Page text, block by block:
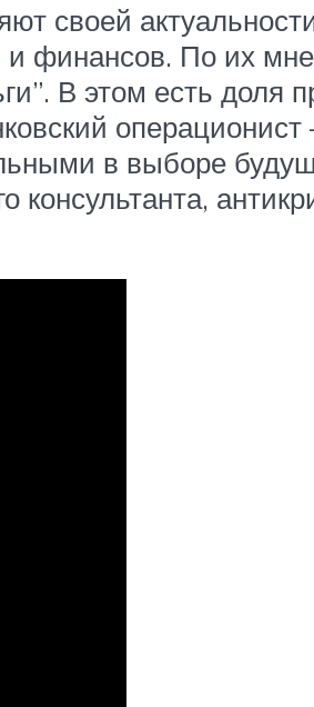
своей
финансов. По их
В этом есть доля
в выборе